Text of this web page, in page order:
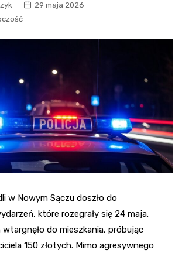
29 maja 2026
w Nowym Sączu doszło do
które rozegrały się 24 maja.
do mieszkania, próbując
150 złotych. Mimo agresywnego